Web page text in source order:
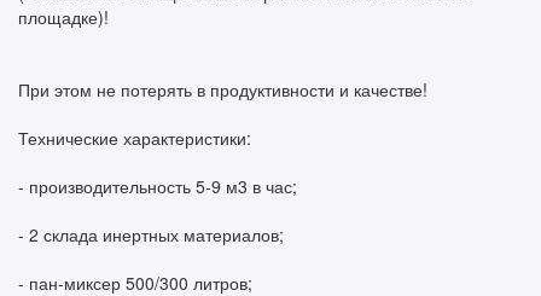
площадке)!
При этом не потерять в продуктивности и качестве!
Технические характеристики:
- производительность 5-9 м3 в час;
- 2 склада инертных материалов;
- пан-миксер 500/300 литров;